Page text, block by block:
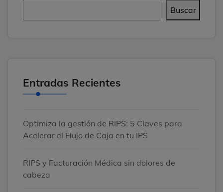
Buscar
Entradas Recientes
Optimiza la gestión de RIPS: 5 Claves para
Acelerar el Flujo de Caja en tu IPS
RIPS y Facturación Médica sin dolores de
cabeza